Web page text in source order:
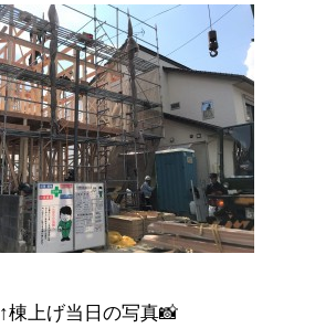
↑棟上げ当日の写真📸